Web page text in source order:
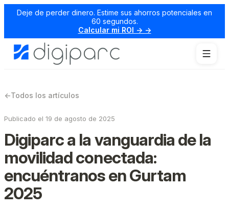
Deje de perder dinero. Estime sus ahorros potenciales en
60 segundos.
Calcular mi ROI → →
←Todos los artículos
Publicado el 19 de agosto de 2025
Digiparc a la vanguardia de la
movilidad conectada:
encuéntranos en Gurtam
2025